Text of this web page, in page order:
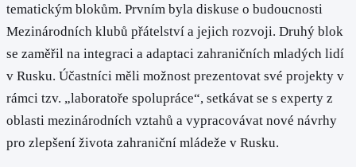
tematickým blokům. Prvním byla diskuse o budoucnosti
Mezinárodních klubů přátelství a jejich rozvoji. Druhý blok
se zaměřil na integraci a adaptaci zahraničních mladých lidí
v Rusku. Účastníci měli možnost prezentovat své projekty v
rámci tzv. „laboratoře spolupráce“, setkávat se s experty z
oblasti mezinárodních vztahů a vypracovávat nové návrhy
pro zlepšení života zahraniční mládeže v Rusku.